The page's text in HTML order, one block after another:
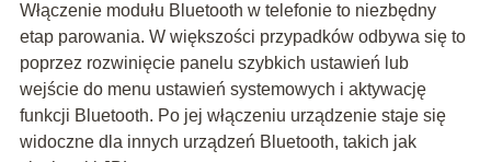
Włączenie modułu Bluetooth w telefonie to niezbędny
etap parowania. W większości przypadków odbywa się to
poprzez rozwinięcie panelu szybkich ustawień lub
wejście do menu ustawień systemowych i aktywację
funkcji Bluetooth. Po jej włączeniu urządzenie staje się
widoczne dla innych urządzeń Bluetooth, takich jak